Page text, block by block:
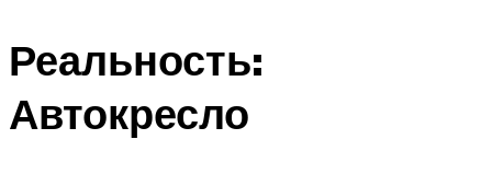
Реальность:
Автокресло